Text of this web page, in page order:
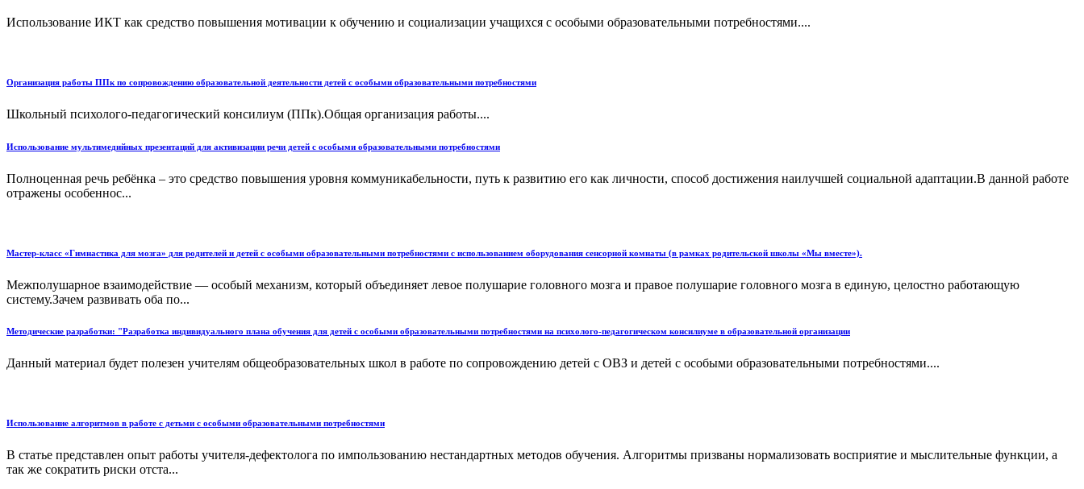
Использование ИКТ как средство повышения мотивации к обучению и социализации учащихся с особыми образовательными потребностями....
Организация работы ППк по сопровождению образовательной деятельности детей с особыми образовательными потребностями
Школьный психолого-педагогический консилиум (ППк).Общая организация работы....
Использование мультимедийных презентаций для активизации речи детей с особыми образовательными потребностями
Полноценная речь ребёнка – это средство повышения уровня коммуникабельности, путь к развитию его как личности, способ достижения наилучшей социальной адаптации.В данной работе
отражены особеннос...
Мастер-класс «Гимнастика для мозга» для родителей и детей с особыми образовательными потребностями с использованием оборудования сенсорной комнаты (в рамках родительской школы «Мы вместе»).
Межполушарное взаимодействие — особый механизм, который объединяет левое полушарие головного мозга и правое полушарие головного мозга в единую, целостно работающую
систему.Зачем развивать оба по...
Методические разработки: "Разработка индивидуального плана обучения для детей с особыми образовательными потребностями на психолого-педагогическом консилиуме в образовательной организации
Данный материал будет полезен учителям общеобразовательных школ в работе по сопровождению детей с ОВЗ и детей с особыми образовательными потребностями....
Использование алгоритмов в работе с детьми с особыми образовательными потребностями
В статье представлен опыт работы учителя-дефектолога по импользованию нестандартных методов обучения. Алгоритмы призваны нормализовать восприятие и мыслительные функции, а
так же сократить риски отста...